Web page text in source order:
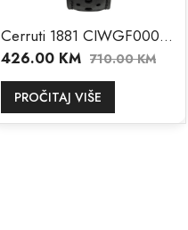
Cerruti 1881 CIWGF0007604
426.00 KM 710.00KM
PROČITAJ VIŠE